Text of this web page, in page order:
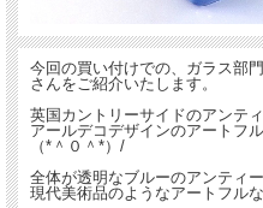
今回の買い付けでの、ガラス部
さんをご紹介いたします。
英国カントリーサイドのアンテ
アールデコデザインのアートフ
（*＾０＾*）/
全体が透明なブルーのアンティ
現代美術品のようなアートフル